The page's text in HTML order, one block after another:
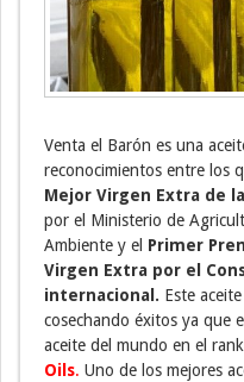
Venta el Barón es una
reconocimientos entre los
Mejor Virgen Extra de
por el Ministerio de
Ambiente y el Primer
Virgen Extra por el
internacional. Este
cosechando éxitos ya que
aceite del mundo en el
Oils. Uno de los mejores